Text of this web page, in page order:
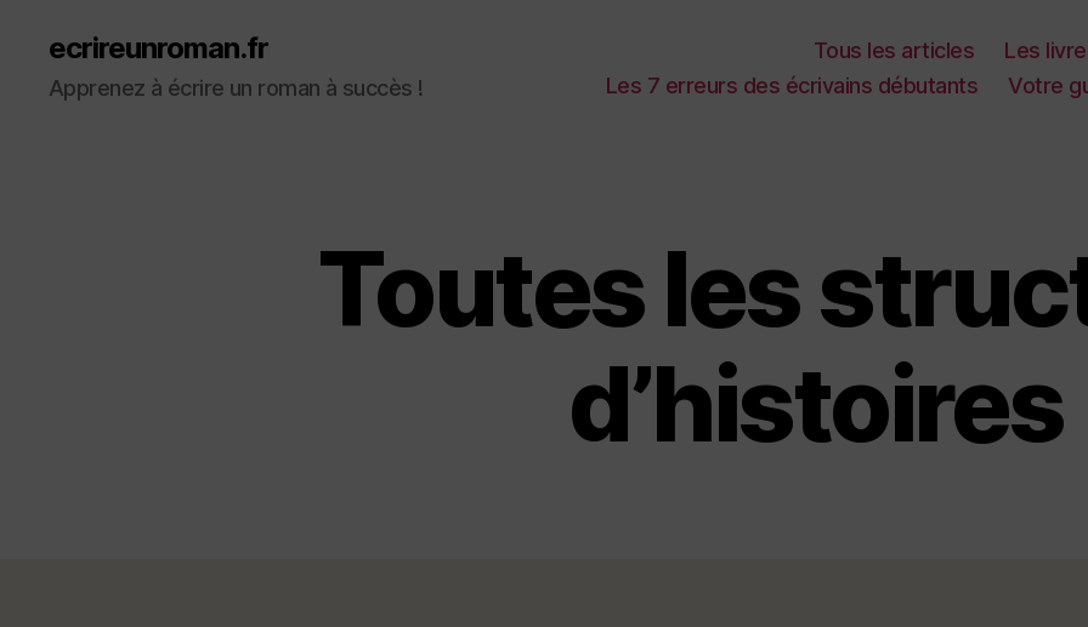
ecrireunroman.fr
Apprenez à écrire un roman à succès !
Tous les articles
Les
Les 7 erreurs des écrivains débutants
Votre
Toutes les
d’histoires